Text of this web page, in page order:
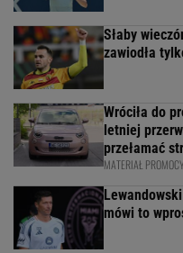
Słaby
zawiodła
Wróciła do
letniej
przełamać
MATERIAŁ
mówi to